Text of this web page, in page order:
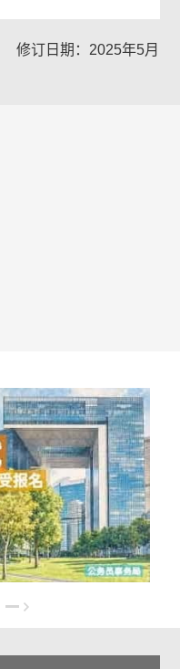
修订日期：2025年5月